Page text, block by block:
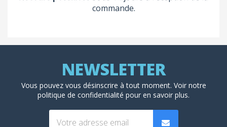
commande.
Vous pouvez vous désinscrire à tout moment. Voir notre
politique de confidentialité pour en savoir plus.